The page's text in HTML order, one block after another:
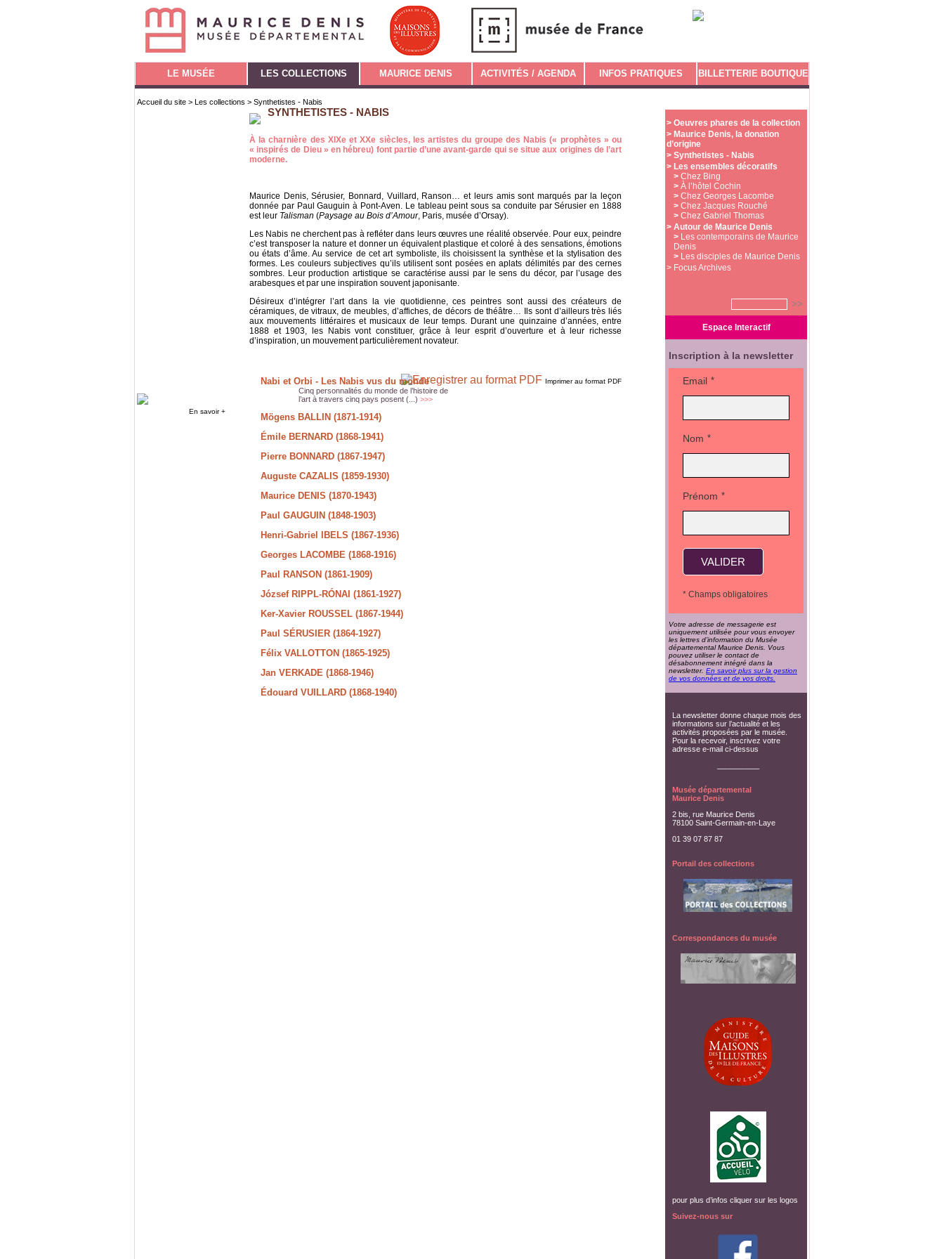
LE MUSÉE LES COLLECTIONS MAURICE DENIS ACTIVITÉS / AGENDA INFOS PRATIQUES BILLETTERIE BOUTIQUE
Accueil du site > Les collections > Synthetistes - Nabis
SYNTHETISTES - NABIS
À la charnière des XIXe et XXe siècles, les artistes du groupe des Nabis (« prophètes » ou
« inspirés de Dieu » en hébreu) font partie d’une avant-garde qui se situe aux origines de l’art
moderne.
Maurice Denis, Sérusier, Bonnard, Vuillard, Ranson… et leurs amis sont marqués par la leçon
donnée par Paul Gauguin à Pont-Aven. Le tableau peint sous sa conduite par Sérusier en 1888
est leur Talisman (Paysage au Bois d’Amour, Paris, musée d’Orsay).
Les Nabis ne cherchent pas à refléter dans leurs œuvres une réalité observée. Pour eux, peindre
c’est transposer la nature et donner un équivalent plastique et coloré à des sensations, émotions
ou états d’âme. Au service de cet art symboliste, ils choisissent la synthèse et la stylisation des
formes. Les couleurs subjectives qu’ils utilisent sont posées en aplats délimités par des cernes
sombres. Leur production artistique se caractérise aussi par le sens du décor, par l’usage des
arabesques et par une inspiration souvent japonisante.
Désireux d’intégrer l’art dans la vie quotidienne, ces peintres sont aussi des créateurs de
céramiques, de vitraux, de meubles, d’affiches, de décors de théâtre… Ils sont d’ailleurs très liés
aux mouvements littéraires et musicaux de leur temps. Durant une quinzaine d’années, entre
1888 et 1903, les Nabis vont constituer, grâce à leur esprit d’ouverture et à leur richesse
d’inspiration, un mouvement particulièrement novateur.
Imprimer au format PDF
En savoir +
Nabi et Orbi - Les Nabis vus du monde
Cinq personnalités du monde de l’histoire de
l’art à travers cinq pays posent (...) >>>
Mögens BALLIN (1871-1914)
Émile BERNARD (1868-1941)
Pierre BONNARD (1867-1947)
Auguste CAZALIS (1859-1930)
Maurice DENIS (1870-1943)
Paul GAUGUIN (1848-1903)
Henri-Gabriel IBELS (1867-1936)
Georges LACOMBE (1868-1916)
Paul RANSON (1861-1909)
József RIPPL-RÓNAI (1861-1927)
Ker-Xavier ROUSSEL (1867-1944)
Paul SÉRUSIER (1864-1927)
Félix VALLOTTON (1865-1925)
Jan VERKADE (1868-1946)
Édouard VUILLARD (1868-1940)
> Oeuvres phares de la collection
> Maurice Denis, la donation
d’origine
> Synthetistes - Nabis
> Les ensembles décoratifs
> Chez Bing
> À l’hôtel Cochin
> Chez Georges Lacombe
> Chez Jacques Rouché
> Chez Gabriel Thomas
> Autour de Maurice Denis
> Les contemporains de Maurice
Denis
> Les disciples de Maurice Denis
> Focus Archives
Espace Interactif
Inscription à la newsletter
Email *
Nom *
Prénom *
VALIDER
* Champs obligatoires
Votre adresse de messagerie est
uniquement utilisée pour vous envoyer
les lettres d’information du Musée
départemental Maurice Denis. Vous
pouvez utiliser le contact de
désabonnement intégré dans la
newsletter. En savoir plus sur la gestion
de vos données et de vos droits.
La newsletter donne chaque mois des
informations sur l’actualité et les
activités proposées par le musée.
Pour la recevoir, inscrivez votre
adresse e-mail ci-dessus
Musée départemental
Maurice Denis
2 bis, rue Maurice Denis
78100 Saint-Germain-en-Laye
01 39 07 87 87
Portail des collections
Correspondances du musée
pour plus d’infos cliquer sur les logos
Suivez-nous sur